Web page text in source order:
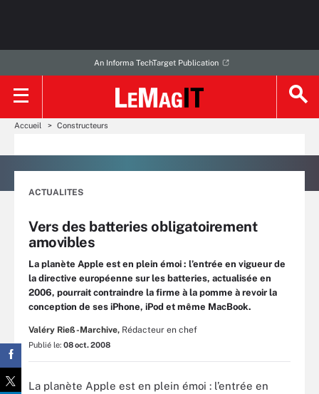
An Informa TechTarget Publication
Accueil Constructeurs
ACTUALITES
Vers des batteries obligatoirement
amovibles
La planète Apple est en plein émoi : l’entrée en vigueur de
la directive européenne sur les batteries, actualisée en
2006, pourrait contraindre la firme à la pomme à revoir la
conception de ses iPhone, iPod et même MacBook.
Valéry Rieß-Marchive, Rédacteur en chef
Publié le: 08 oct. 2008
La planète Apple est en plein émoi : l’entrée en